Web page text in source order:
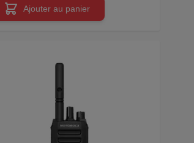
Ajouter au panier